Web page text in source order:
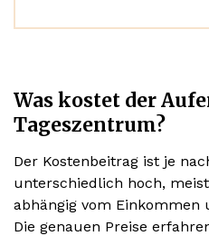
Was kostet der
Tageszentrum?
Der Kostenbeitrag ist je
unterschiedlich hoch,
abhängig vom Einkommen
Die genauen Preise